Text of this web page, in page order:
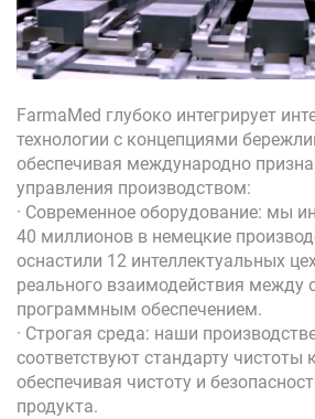
FarmaMed глубоко интегрирует
технологии с концепциями
обеспечивая международно
управления производством:
· Современное оборудование: мы
40 миллионов в немецкие
оснастили 12 интеллектуальных
реального взаимодействия между
программным обеспечением.
· Строгая среда: наши
соответствуют стандарту чистоты
обеспечивая чистоту и
продукта.